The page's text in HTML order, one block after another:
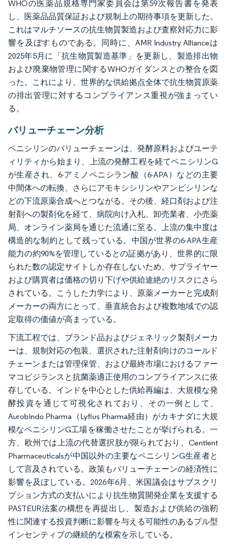
WHOの医薬品規格専門家委員会は第59次報告書を発表
し、医薬品品質保証および規制上の期待事項を更新した。
これはマルチソースの抗生物質製造および査察対応力に影
響を及ぼすものである。同時に、AMR Industry Allianceは
2025年5月に「抗生物質製造基準」を更新し、製造排出物
および廃棄物管理に関するWHOガイダンスとの整合を図
った。これにより、世界的な供給拠点全体で抗生物質原薬
の排出管理に対するコンプライアンス重視が強まってい
る。
バリューチェーン分析
ペニシリンのバリューチェーンは、発酵原料およびユーテ
ィリティから始まり、上流の発酵工程を経てペニシリンG
が生産され、6-アミノペニシラン酸（6-APA）などの主要
中間体への転換、さらにアモキシシリンやアンピシリンな
どの下流原薬合成へとつながる。その後、経口剤および注
射剤への製剤化を経て、病院向け入札、卸売業者、小売薬
局、オンライン薬局を通じた流通に至る。上流の集中度は
構造的な制約として残っている。中国が世界の6-APA生産
能力の約90%を管理しているとの証拠があり、世界的に限
られた数の認定サイトしか存在しないため、サプライヤー
および購買者は価格の切り下げや供給途絶のリスクにさら
されている。こうした力学により、原薬メーカーと完成剤
メーカーの両方にとって、垂直統合および複数地域での認
定取得の価値が高まっている。
下流工程では、ブランド品およびジェネリック製剤メーカ
ーは、規制対応の包装、選択された注射剤向けのコールド
チェーンまたは管理保管、および最終市場におけるファー
マコビジランスと抗菌薬適正使用のコンプライアンスに依
存している。インドを中心とした供給再編は、大規模な発
酵投資を通じて可視化されており、その一例として、
Aurobindo Pharma（Lyfius Pharma経由）がカキナダに大規
模なペニシリンG工場を稼働させたことが挙げられる。一
方、欧州では上流の代替選択肢が限られており、Centient
Pharmaceuticalsが中国以外の主要なペニシリンG生産者と
して言及されている。政策もバリューチェーンの経済性に
影響を及ぼしている。2026年6月、米国議会はサブスクリ
プション方式の支払いにより抗生物質開発企業を支援する
PASTEUR法案の構想を再提出し、製造および供給の強靭
性に関連する投資判断に影響を与える可能性のあるプル型
インセンティブの継続的な模索を示している。